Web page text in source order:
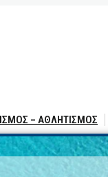
– ΑΘΛΗΤΙΣΜΟΣ